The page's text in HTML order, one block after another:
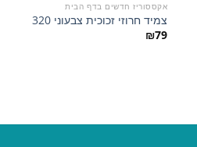
אקססוריז חדשים בדף הבית
צמיד חרוזי זכוכית צבעוני 320
₪79